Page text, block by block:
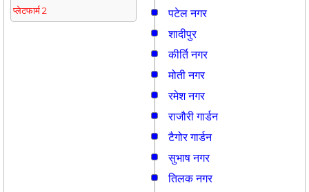
प्लेटफार्म 2
पटेल नगर
शादीपुर
कीर्ति नगर
मोती नगर
रमेश नगर
राजौरी गार्डन
टैगोर गार्डन
सुभाष नगर
तिलक नगर